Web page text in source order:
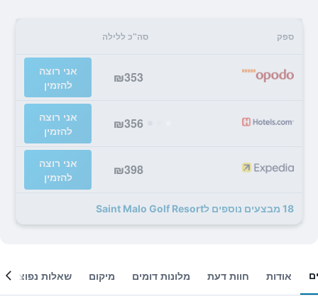
ספק סה"כ ללילה
₪353
אני רוצה
להזמין
₪356
אני רוצה
להזמין
₪398
אני רוצה
להזמין
18 מבצעים נוספים לSaint Malo Golf Resort
אודות חוות דעת מלונות דומים מיקום שאלות נפוצות